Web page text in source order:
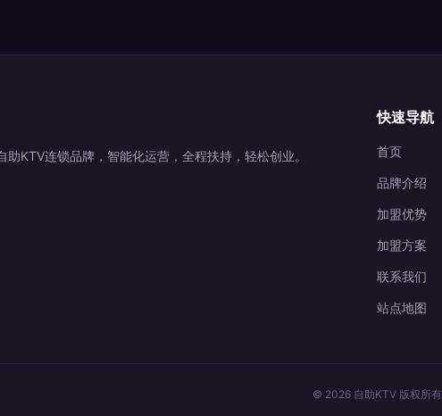
KTV连锁品牌，智能化运营，全程扶持，轻松创业。
快速导航
首页
品牌介绍
加盟优势
加盟方案
联系我们
站点地图
© 2026 自助KTV 版权所有